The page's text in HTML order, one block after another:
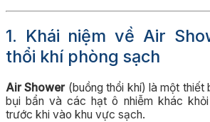
1. Khái niệm về Air
thổi khí phòng sạch
Air Shower(buồng thổi khí) là một thiết
bụi bẩn và các hạt ô nhiễm khác
trước khi vào khu vực sạch.